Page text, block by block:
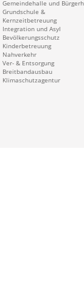
Gemeindehalle und
Grundschule &
Kernzeitbetreuung
Integration und Asyl
Bevölkerungsschutz
Kinderbetreuung
Nahverkehr
Ver- & Entsorgung
Breitbandausbau
Klimaschutzagentur